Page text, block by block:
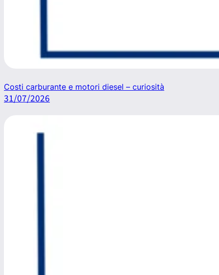
Costi carburante e motori diesel – curiosità
31/07/2026